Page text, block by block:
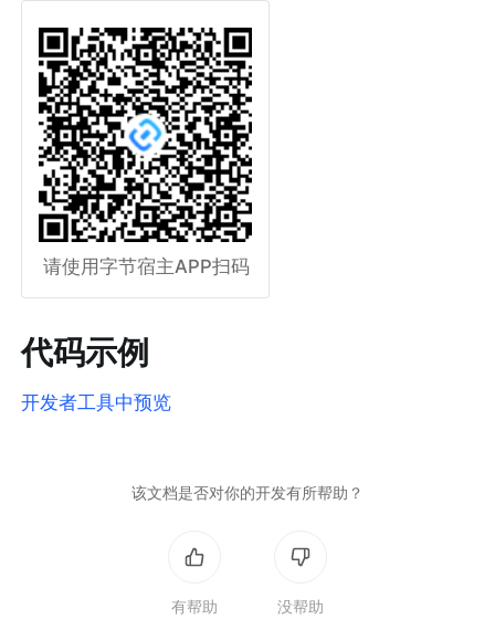
请使用字节宿主APP扫码
代码示例
开发者工具中预览
该文档是否对你的开发有所帮助？
有帮助 没帮助